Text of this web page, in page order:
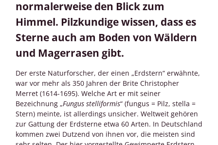
normalerweise den Blick zum
Himmel. Pilzkundige wissen, dass es
Sterne auch am Boden von Wäldern
und Magerrasen gibt.
Der erste Naturforscher, der einen „Erdstern“ erwähnte,
war vor mehr als 350 Jahren der Brite Christopher
Merret (1614-1695). Welche Art er mit seiner
Bezeichnung „Fungus stelliformis“ (fungus = Pilz, stella =
Stern) meinte, ist allerdings unsicher. Weltweit gehören
zur Gattung der Erdsterne etwa 60 Arten. In Deutschland
kommen zwei Dutzend von ihnen vor, die meisten sind